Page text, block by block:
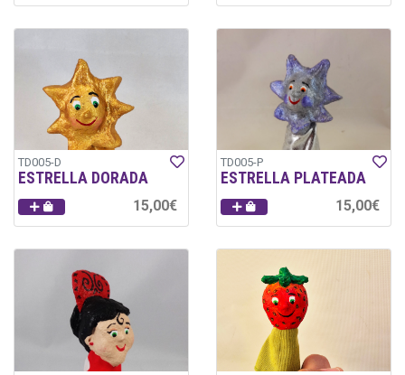
TD005-D
ESTRELLA DORADA
15,00€
TD005-P
ESTRELLA PLATEADA
15,00€